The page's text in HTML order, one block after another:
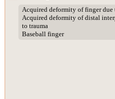
Acquired deformity of finger due
Acquired deformity of distal
to trauma
Baseball finger